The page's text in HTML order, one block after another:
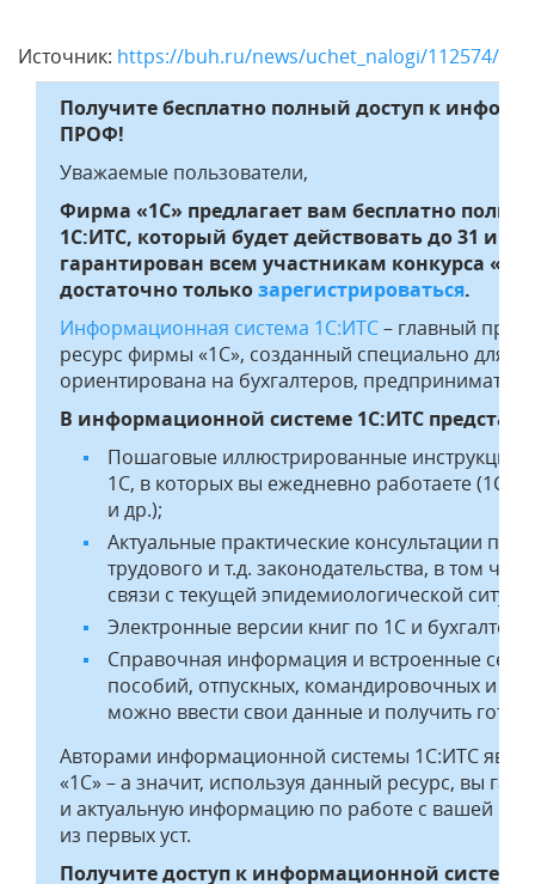
Источник: https://buh.ru/news/uchet_nalogi/112574/
Получите бесплатно полный доступ к
ПРОФ!
Уважаемые пользователи,
Фирма «1С» предлагает вам бесплатно
1С:ИТС, который будет действовать до 31
гарантирован всем участникам конкурса
достаточно толькозарегистрироваться.
Информационная система 1С:ИТС– главный
ресурс фирмы «1С», созданный специально для
ориентирована на бухгалтеров,
В информационной системе 1С:ИТС
Пошаговые иллюстрированные
1С, в которых вы ежедневно работаете
и др.);
Актуальные практические консультации по
трудового и т.д. законодательства, в том
связи с текущей эпидемиологической
Электронные версии книг по 1С и
Справочная информация и встроенные
пособий, отпускных, командировочных и
можно ввести свои данные и получить
Авторами информационной системы 1С:ИТС
«1С» – а значит, используя данный ресурс, вы
и актуальную информацию по работе с вашей
из первых уст.
Получите доступ к информационной системе